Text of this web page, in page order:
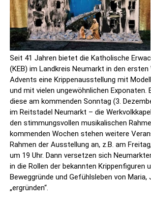
Seit 41 Jahren bietet die Katholische
(KEB) im Landkreis Neumarkt in den ersten
Advents eine Krippenausstellung mit
und mit vielen ungewöhnlichen
diese am kommenden Sonntag (3.
im Reitstadel Neumarkt – die
den stimmungsvollen musikalischen
kommenden Wochen stehen weitere
Rahmen der Ausstellung an, z.B. am
um 19 Uhr. Dann versetzen sich
in die Rollen der bekannten Krippenfiguren
Beweggründe und Gefühlsleben von
„ergründen“.